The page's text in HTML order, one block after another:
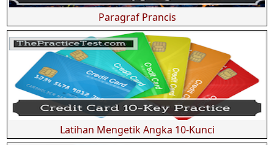
Paragraf Prancis
Latihan Mengetik Angka 10-Kunci